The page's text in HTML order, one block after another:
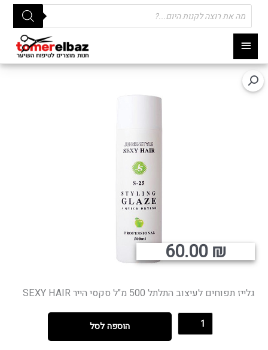
תפריט
ראשי
Products
search
גלייז תפוחים לעיצוב התלתל 500 מ"ל סקסי הייר SEXY HAIR
60.00₪
הוספה לסל